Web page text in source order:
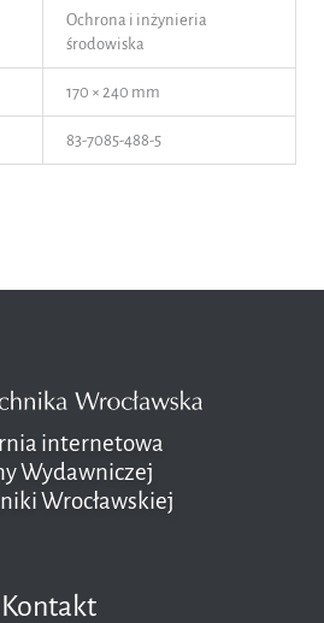
Ochrona i inżynieria
środowiska
170 × 240 mm
83-7085-488-5
internetowa
Wydawniczej
Wrocławskiej
Kontakt